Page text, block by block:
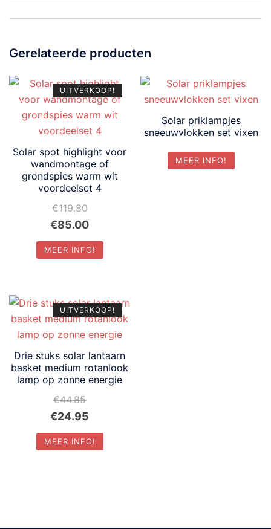
Gerelateerde producten
UITVERKOOP!
Solar spot highlight voor
wandmontage of
grondspies warm wit
voordeelset 4
€119.80
Oorspronkelijke
prijs
was:
€85.00Huidige
prijs
is:
MEER INFO!
Solar priklampjes
sneeuwvlokken set vixen
MEER INFO!
UITVERKOOP!
Drie stuks solar lantaarn
basket medium rotanlook
lamp op zonne energie
€44.85
Oorspronkelijke
prijs
was:
€24.95
prijs
is:
MEER INFO!